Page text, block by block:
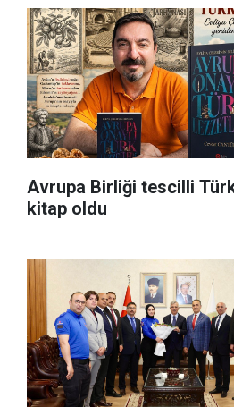
Avrupa Birliği tescilli
kitap oldu